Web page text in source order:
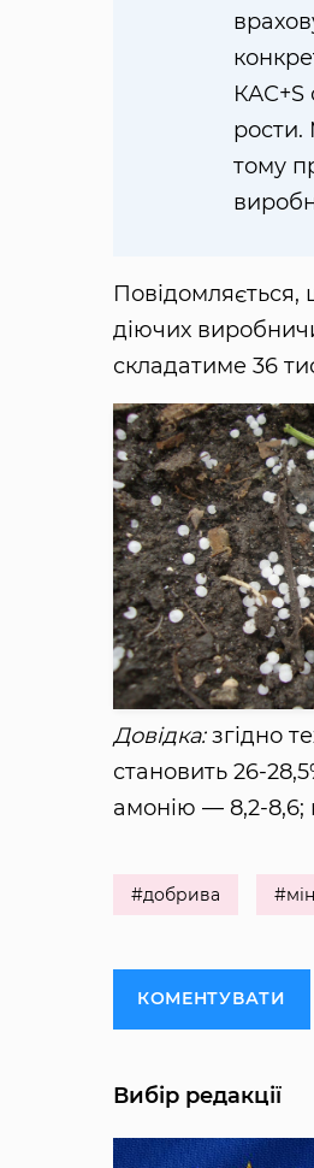
КАС+S
рости.
тому
Повідомляється,
діючих
складатиме 36
Довідка:згідно
становить 26-
амонію — 8,2-8,6;
#добрива
КОМЕНТУВАТИ
Вибір редакції